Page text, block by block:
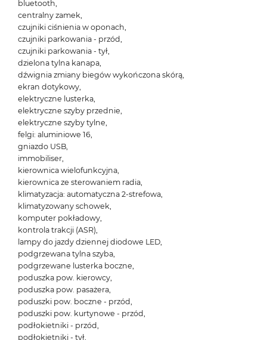
bluetooth,
centralny zamek,
czujniki ciśnienia w oponach,
czujniki parkowania - przód,
czujniki parkowania - tył,
dzielona tylna kanapa,
dźwignia zmiany biegów wykończona skórą,
ekran dotykowy,
elektryczne lusterka,
elektryczne szyby przednie,
elektryczne szyby tylne,
felgi: aluminiowe 16,
gniazdo USB,
immobiliser,
kierownica wielofunkcyjna,
kierownica ze sterowaniem radia,
klimatyzacja: automatyczna 2-strefowa,
klimatyzowany schowek,
komputer pokładowy,
kontrola trakcji (ASR),
lampy do jazdy dziennej diodowe LED,
podgrzewana tylna szyba,
podgrzewane lusterka boczne,
poduszka pow. kierowcy,
poduszka pow. pasażera,
poduszki pow. boczne - przód,
poduszki pow. kurtynowe - przód,
podłokietniki - przód,
podłokietniki - tył,